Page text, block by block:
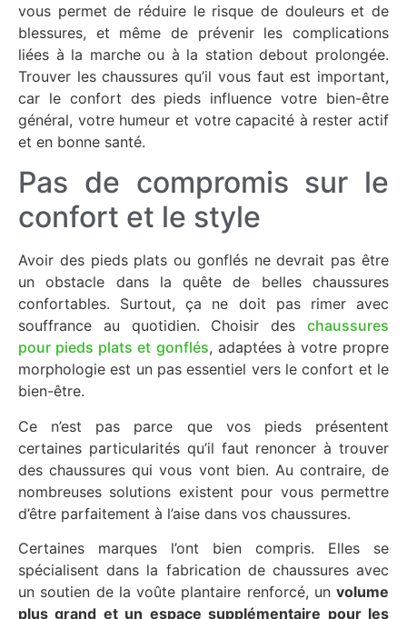
vous permet de réduire le risque de douleurs et de
blessures, et même de prévenir les complications
liées à la marche ou à la station debout prolongée.
Trouver les chaussures qu’il vous faut est important,
car le confort des pieds influence votre bien-être
général, votre humeur et votre capacité à rester actif
et en bonne santé.
Pas de compromis sur le
confort et le style
Avoir des pieds plats ou gonflés ne devrait pas être
un obstacle dans la quête de belles chaussures
confortables. Surtout, ça ne doit pas rimer avec
souffrance au quotidien. Choisir des chaussures
pour pieds plats et gonflés, adaptées à votre propre
morphologie est un pas essentiel vers le confort et le
bien-être.
Ce n’est pas parce que vos pieds présentent
certaines particularités qu’il faut renoncer à trouver
des chaussures qui vous vont bien. Au contraire, de
nombreuses solutions existent pour vous permettre
d’être parfaitement à l’aise dans vos chaussures.
Certaines marques l’ont bien compris. Elles se
spécialisent dans la fabrication de chaussures avec
un soutien de la voûte plantaire renforcé, un volume
plus grand et un espace supplémentaire pour les